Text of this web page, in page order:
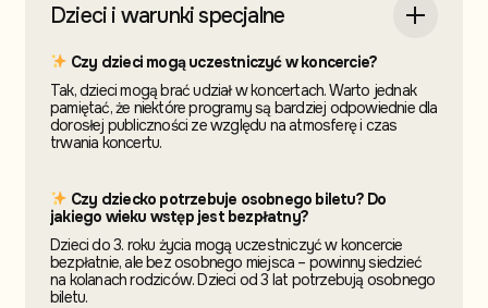
Dzieci i warunki specjalne
Czy dzieci mogą uczestniczyć w koncercie?
Tak, dzieci mogą brać udział w koncertach. Warto jednak
pamiętać, że niektóre programy są bardziej odpowiednie dla
dorosłej publiczności ze względu na atmosferę i czas
trwania koncertu.
Czy dziecko potrzebuje osobnego biletu? Do
jakiego wieku wstęp jest bezpłatny?
Dzieci do 3. roku życia mogą uczestniczyć w koncercie
bezpłatnie, ale bez osobnego miejsca – powinny siedzieć
na kolanach rodziców. Dzieci od 3 lat potrzebują osobnego
biletu.